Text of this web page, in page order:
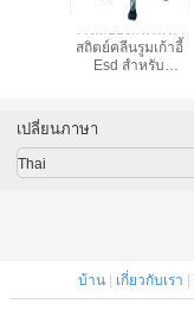
ไวนิลป้องกันไฟฟ้า
สถิตย์คลีนรูมเก้าอี้
Esd สำหรับ
เปลี่ยนภาษา
Thai
บ้าน| เกี่ยวกับเรา |